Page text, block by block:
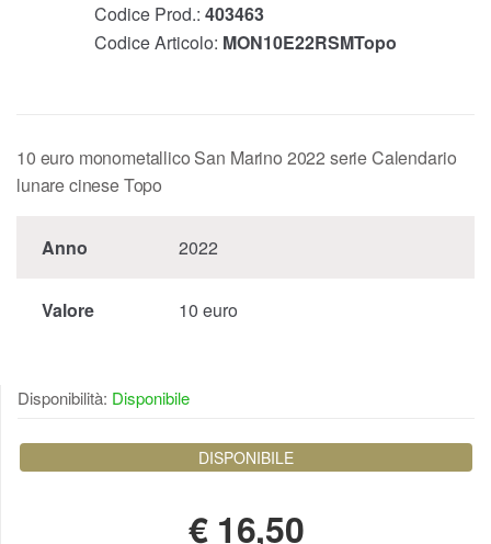
Codice Prod.: 403463
Codice Articolo: MON10E22RSMTopo
10 euro monometallico San Marino 2022 serie Calendario
lunare cinese Topo
Anno 2022
Valore 10 euro
Disponibilità: Disponibile
DISPONIBILE
€ 16,50